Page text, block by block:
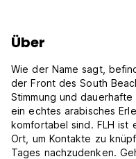
Über
Wie der Name sagt,
der Front des South
Stimmung und
ein echtes arabisches
komfortabel sind. FLH ist
Ort, um Kontakte zu
Tages nachzudenken.